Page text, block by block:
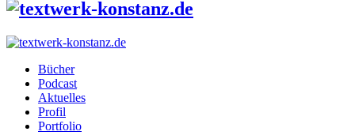
Bücher
Podcast
Aktuelles
Profil
Portfolio